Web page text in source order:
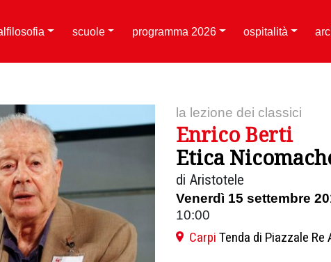
scuole programma 2026 ospitalità
la lezione dei classici
Enrico Berti
Etica
di Aristotele
Venerdì 15 settembre
10:00
Carpi Tenda di Piazzale